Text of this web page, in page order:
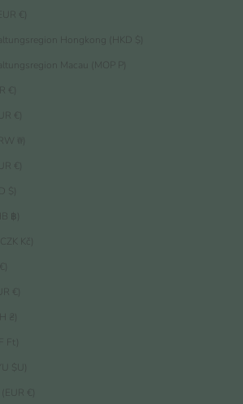
€)
Hongkong (HKD $)
Macau (MOP P)
€)
€)
₩)
€)
$)
฿)
Kč)
€)
₴)
Ft)
$U)
€)